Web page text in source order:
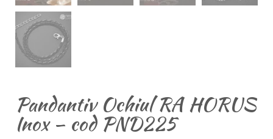
Pandantiv Ochiul RA HORUS
Inox – cod PND225